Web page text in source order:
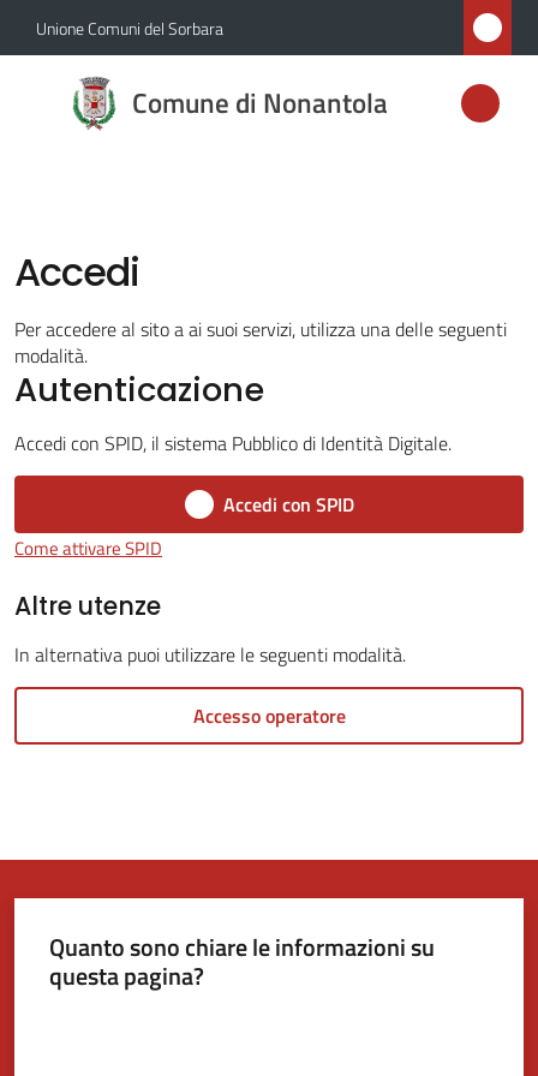
Vai al contenuto
Vai alla navigazione
Vai al footer
Unione Comuni del Sorbara
Comune di Nonantola
Comune di
Nonantola
Novità
Servizi
Vivere
Nonantola
Tutti
gli
argomenti...
Menu selezionato
Accedi
Per accedere al sito a ai suoi servizi, utilizza una delle seguenti
modalità.
Autenticazione
Accedi con SPID, il sistema Pubblico di Identità Digitale.
Accedi con SPID
Come attivare SPID
Altre utenze
In alternativa puoi utilizzare le seguenti modalità.
Accesso operatore
Quanto sono chiare le informazioni su
questa pagina?